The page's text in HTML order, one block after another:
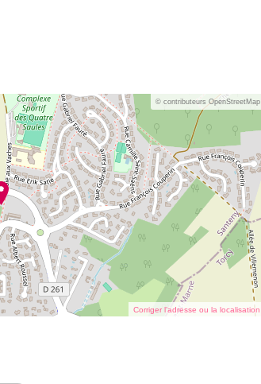
© contributeurs OpenStreetMap
Corriger l’adresse ou la localisation